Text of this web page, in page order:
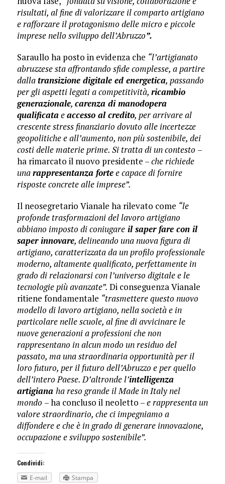
risultati, al fine di valorizzare il comparto artigiano
e rafforzare il protagonismo delle micro e piccole
imprese nello sviluppo dell’Abruzzo”.
Saraullo ha posto in evidenza che “l’artigianato
abruzzese sta affrontando sfide complesse, a partire
dallatransizione digitale ed energetica, passando
per gli aspetti legati a competitività, ricambio
generazionale, carenza di manodopera
qualificataeaccesso al credito, per arrivare al
crescente stress finanziario dovuto alle incertezze
geopolitiche e all’aumento, non più sostenibile, dei
costi delle materie prime. Si tratta di un contesto –
ha rimarcato il nuovo presidente –che richiede
unarappresentanza fortee capace di fornire
risposte concrete alle imprese”.
Il neosegretario Vianale ha rilevato come “le
profonde trasformazioni del lavoro artigiano
abbiano imposto di coniugareil saper fare con il
saper innovare, delineando una nuova figura di
artigiano, caratterizzata da un profilo professionale
moderno, altamente qualificato, perfettamente in
grado di relazionarsi con l’universo digitale e le
tecnologie più avanzate”. Di conseguenza Vianale
ritiene fondamentale “trasmettere questo nuovo
modello di lavoro artigiano, nella società e in
particolare nelle scuole, al fine di avvicinare le
nuove generazioni a professioni che non
rappresentano in alcun modo un residuo del
passato, ma una straordinaria opportunità per il
loro futuro, per il futuro dell’Abruzzo e per quello
dell’intero Paese. D’altronde l’intelligenza
artigiana ha reso grande il Made in Italy nel
mondo – ha concluso il neoletto –e rappresenta un
valore straordinario, che ci impegniamo a
diffondere e che è in grado di generare innovazione,
occupazione e sviluppo sostenibile”.
Condividi:
E-mail
Stampa